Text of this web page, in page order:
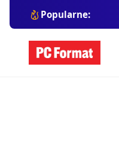
Popularne: